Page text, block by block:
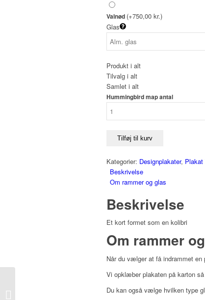
Valnød (+750,00 kr.)
Glas
Produkt i alt
Tilvalg i alt
Samlet i alt
Hummingbird map antal
Tilføj til kurv
Kategorier: Designplakater, Plakat
Beskrivelse
Om rammer og glas
Beskrivelse
Et kort formet som en kolibri
Om rammer
Når du vælger at få indrammet
Vi opklæber plakaten på karton så
Du kan også vælge hvilken type